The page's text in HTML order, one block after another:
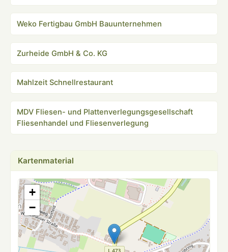
Weko Fertigbau GmbH Bauunternehmen
Zurheide GmbH & Co. KG
Mahlzeit Schnellrestaurant
MDV Fliesen- und Plattenverlegungsgesellschaft
Fliesenhandel und Fliesenverlegung
Kartenmaterial
+
−